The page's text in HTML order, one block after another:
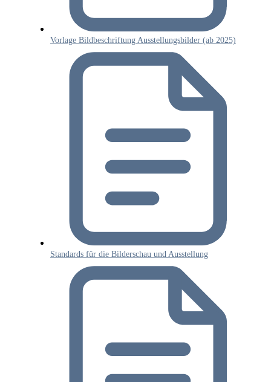
Vorlage Bildbeschriftung Ausstellungsbilder (ab 2025)
Standards für die Bilderschau und Ausstellung